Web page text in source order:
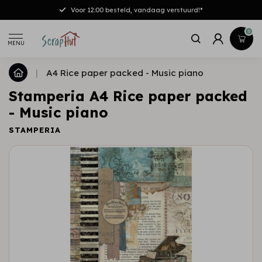
Voor 12:00 besteld, vandaag verstuurd!*
MENU
0
| A4 Rice paper packed - Music piano
Stamperia A4 Rice paper packed
- Music piano
STAMPERIA